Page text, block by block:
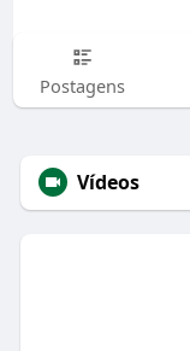
Postagens
Vídeos